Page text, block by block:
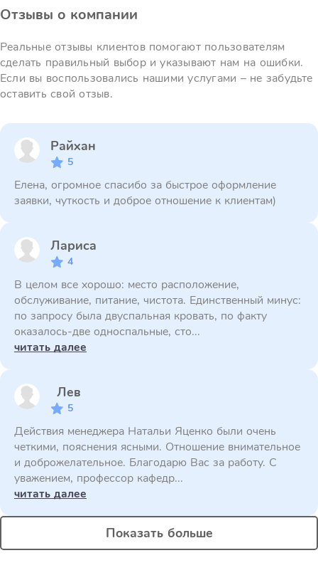
Отзывы о компании
Реальные отзывы клиентов помогают пользователям
сделать правильный выбор и указывают нам на ошибки.
Если вы воспользовались нашими услугами – не забудьте
оставить свой отзыв.
Райхан
5
Елена, огромное спасибо за быстрое оформление
заявки, чуткость и доброе отношение к клиентам)
Лариса
4
В целом все хорошо: место расположение,
обслуживание, питание, чистота. Единственный минус:
по запросу была двуспальная кровать, по факту
оказалось-две односпальные, сто...
читать далее
Лев
5
Действия менеджера Натальи Яценко были очень
четкими, пояснения ясными. Отношение внимательное
и доброжелательное. Благодарю Вас за работу. С
уважением, профессор кафедр...
читать далее
Показать больше